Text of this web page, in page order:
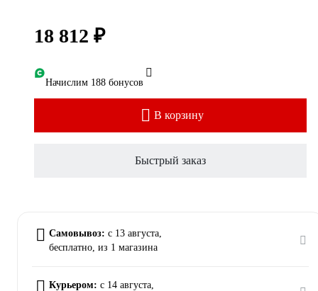
18 812 ₽
Начислим 188 бонусов
В корзину
Быстрый заказ
Самовывоз: c 13 августа,
бесплатно, из 1 магазина
Курьером: c 14 августа,